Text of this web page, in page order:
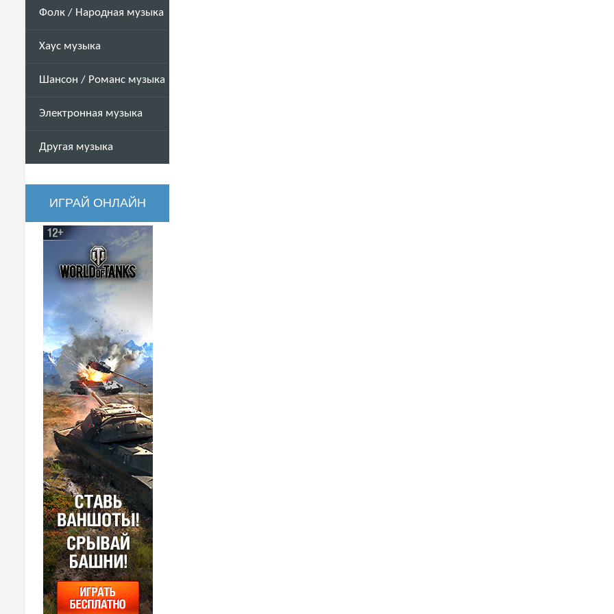
Фолк / Народная музыка
Хаус музыка
Шансон / Романс музыка
Электронная музыка
Другая музыка
ИГРАЙ ОНЛАЙН